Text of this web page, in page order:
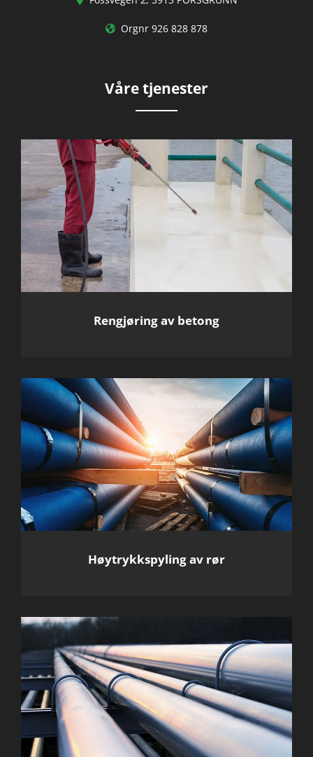
 Orgnr 926 828 878
Våre tjenester
Rengjøring av betong
Høytrykkspyling av rør